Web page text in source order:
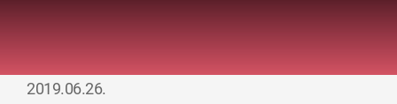
2019.06.26.